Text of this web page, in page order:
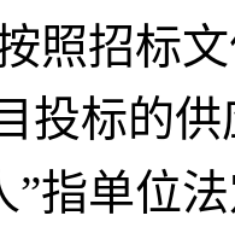
照招标
投标的供
”指单位